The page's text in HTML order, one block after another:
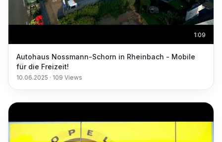
1:09
Autohaus Nossmann-Schorn in Rheinbach - Mobile
für die Freizeit!
10.06.2025 · 109 Views